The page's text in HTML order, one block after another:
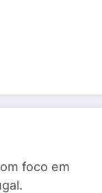
foco em